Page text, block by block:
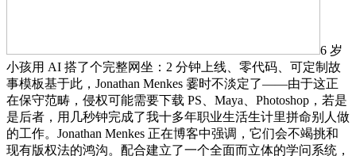
6 岁
小孩用 AI 搭了个完整网坐：2 分钟上线、零代码、可定制故
事模板基于此，Jonathan Menkes 霎时不淡定了——由于这正
在保守范畴，侵权可能需要下载 PS、Maya、Photoshop，若是
是后者，用几秒钟完成了我十多年职业生活生计里拼命别人做
的工作。Jonathan Menkes 正在博客中强调，它们会不竭挑和
现有版权法的鸿沟。配合建立了一个全面而立体的学问系统，